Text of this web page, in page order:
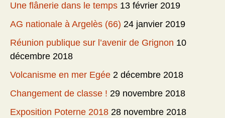
Une flânerie dans le temps 13 février 2019
AG nationale à Argelès (66) 24 janvier 2019
Réunion publique sur l’avenir de Grignon 10
décembre 2018
Volcanisme en mer Egée 2 décembre 2018
Changement de classe ! 29 novembre 2018
Exposition Poterne 2018 28 novembre 2018